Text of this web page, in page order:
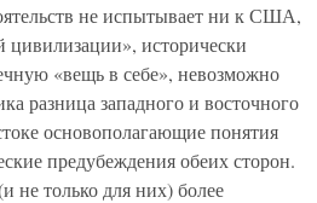
не испытывает ни к США,
исторически
«вещь в себе», невозможно
разница западного и восточного
основополагающие понятия
предубеждения обеих сторон.
не только для них) более